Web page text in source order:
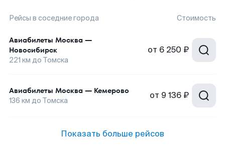
Рейсы в соседние города Стоимость
Авиабилеты Москва —
Новосибирск
221 км до Томска
от 6 250 ₽
Авиабилеты Москва — Кемерово
136 км до Томска от 9 136 ₽
Показать больше рейсов